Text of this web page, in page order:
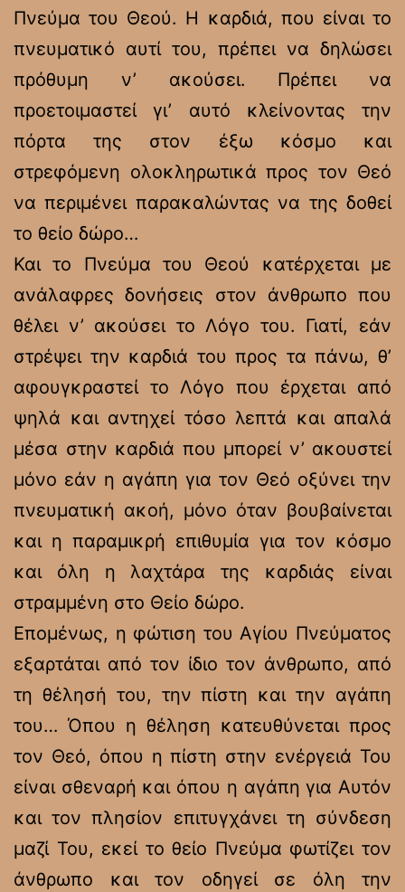
Πνεύμα του Θεού. Η καρδιά, που είναι το
πνευματικό αυτί του, πρέπει να δηλώσει
πρόθυμη ν’ ακούσει. Πρέπει να
προετοιμαστεί γι’ αυτό κλείνοντας την
πόρτα της στον έξω κόσμο και
στρεφόμενη ολοκληρωτικά προς τον Θεό
να περιμένει παρακαλώντας να της δοθεί
το θείο δώρο…
Και το Πνεύμα του Θεού κατέρχεται με
ανάλαφρες δονήσεις στον άνθρωπο που
θέλει ν’ ακούσει το Λόγο του. Γιατί, εάν
στρέψει την καρδιά του προς τα πάνω, θ’
αφουγκραστεί το Λόγο που έρχεται από
ψηλά και αντηχεί τόσο λεπτά και απαλά
μέσα στην καρδιά που μπορεί ν’ ακουστεί
μόνο εάν η αγάπη για τον Θεό οξύνει την
πνευματική ακοή, μόνο όταν βουβαίνεται
και η παραμικρή επιθυμία για τον κόσμο
και όλη η λαχτάρα της καρδιάς είναι
στραμμένη στο Θείο δώρο.
Επομένως, η φώτιση του Αγίου Πνεύματος
εξαρτάται από τον ίδιο τον άνθρωπο, από
τη θέλησή του, την πίστη και την αγάπη
του… Όπου η θέληση κατευθύνεται προς
τον Θεό, όπου η πίστη στην ενέργειά Του
είναι σθεναρή και όπου η αγάπη για Αυτόν
και τον πλησίον επιτυγχάνει τη σύνδεση
μαζί Του, εκεί το θείο Πνεύμα φωτίζει τον
άνθρωπο και τον οδηγεί σε όλη την